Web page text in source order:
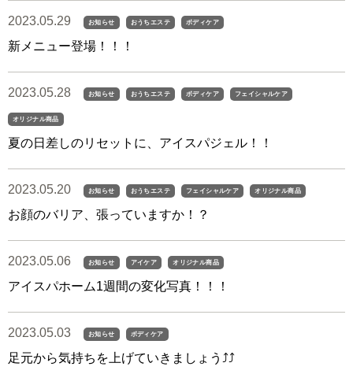
2023.05.29 お知らせ おうちエステ ボディケア
新メニュー登場！！！
2023.05.28 お知らせ おうちエステ ボディケア フェイシャルケア
オリジナル商品
夏の日差しのリセットに、アイスパジェル！！
2023.05.20 お知らせ おうちエステ フェイシャルケア オリジナル商品
お顔のバリア、張っていますか！？
2023.05.06 お知らせ アイケア オリジナル商品
アイスパホーム1週間の変化写真！！！
2023.05.03 お知らせ ボディケア
足元から気持ちを上げていきましょう⤴︎⤴︎